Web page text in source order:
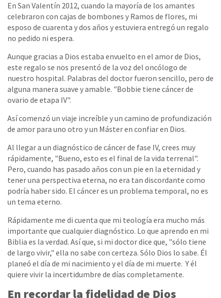
En San Valentín 2012, cuando la mayoría de los amantes
celebraron con cajas de bombones y Ramos de flores, mi
esposo de cuarenta y dos años y estuviera entregó un regalo
no pedido ni espera.
Aunque gracias a Dios estaba envuelto en el amor de Dios,
este regalo se nos presentó de la voz del oncólogo de
nuestro hospital. Palabras del doctor fueron sencillo, pero de
alguna manera suave y amable. "Bobbie tiene cáncer de
ovario de etapa IV".
Así comenzó un viaje increíble y un camino de profundización
de amor para uno otro y un Máster en confiar en Dios.
Al llegar a un diagnóstico de cáncer de fase IV, crees muy
rápidamente, "Bueno, esto es el final de la vida terrenal".
Pero, cuando has pasado años con un pie en la eternidad y
tener una perspectiva eterna, no era tan discordante como
podría haber sido. El cáncer es un problema temporal, no es
un tema eterno.
Rápidamente me di cuenta que mi teología era mucho más
importante que cualquier diagnóstico. Lo que aprendo en mi
Biblia es la verdad. Así que, si mi doctor dice que, "sólo tiene
de largo vivir," ella no sabe con certeza. Sólo Dios lo sabe. Él
planeó el día de mi nacimiento y el día de mi muerte. Y él
quiere vivir la incertidumbre de días completamente.
En recordar la fidelidad de Dios